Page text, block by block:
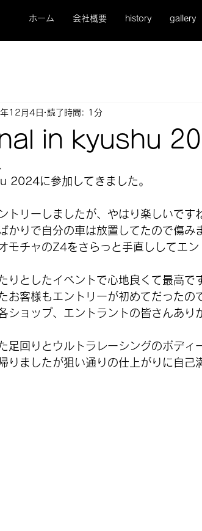
ホーム 会社概要 history gallery
in kyushu
12月4日 読了時間: 1分
2024に参加してきました。
トリーしましたが、やはり楽しいです
かりで自分の車は放置してたので傷み
モチャのZ4をさらっと手直ししてエン
りとしたイベントで心地良くて最高で
お客様もエントリーが初めてだったの
ショップ、エントラントの皆さんあり
足回りとウルトラレーシングのボディ
りましたが狙い通りの仕上がりに自己